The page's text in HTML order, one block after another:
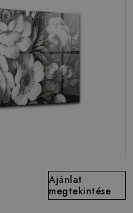
Ajánlat
megtekintése